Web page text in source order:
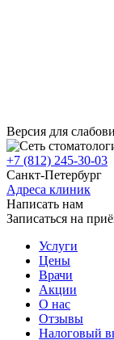
Версия для
+7 (812) 245-30-03
Санкт-Петербург
Адреса клиник
Написать нам
Записаться на
Услуги
Цены
Врачи
Акции
О нас
Отзывы
Налоговый